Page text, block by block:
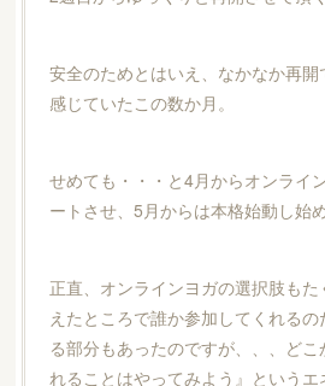
安全のためとはいえ、なかなか再開
感じていたこの数か月。
せめても・・・と4月からオンライ
ートさせ、5月からは本格始動し始め
正直、オンラインヨガの選択肢も
えたところで誰か参加してくれる
る部分もあったのですが、、、ど
れることはやってみよう』というエ